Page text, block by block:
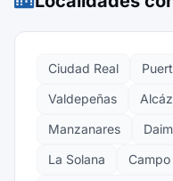
Ciudad Real
Valdepeñas
Manzanares
La Solana